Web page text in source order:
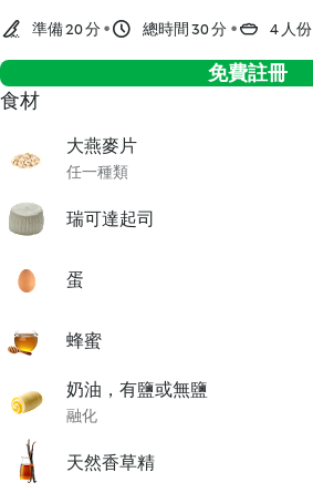
準備 20 分 總時間 30 分 4 人份
免費註冊
食材
大燕麥片
任一種類
瑞可達起司
蛋
蜂蜜
奶油，有鹽或無鹽
融化
天然香草精